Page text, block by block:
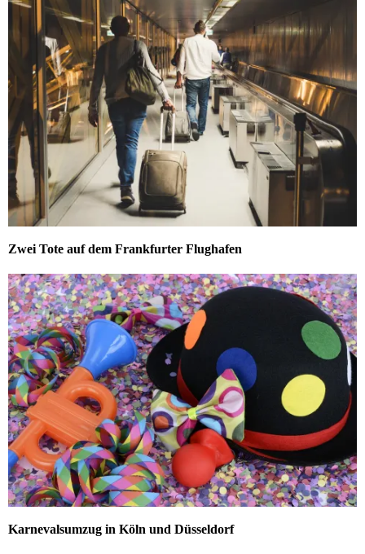
Zwei Tote auf dem Frankfurter Flughafen
Karnevalsumzug in Köln und Düsseldorf